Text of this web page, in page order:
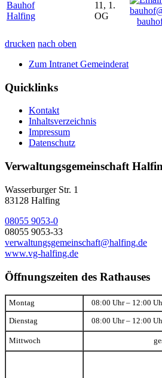
Bauhof
Halfing
11, 1.
OG
drucken nach oben
Zum Intranet Gemeinderat
Quicklinks
Kontakt
Inhaltsverzeichnis
Impressum
Datenschutz
Verwaltungsgemeinschaft
Wasserburger Str. 1
83128 Halfing
08055 9053-0
08055 9053-33
verwaltungsgemeinschaft@halfing.de
www.vg-halfing.de
Öffnungszeiten des Rathauses
Montag 08:00 Uhr – 12:00
Dienstag 08:00 Uhr – 12:00
Mittwoch